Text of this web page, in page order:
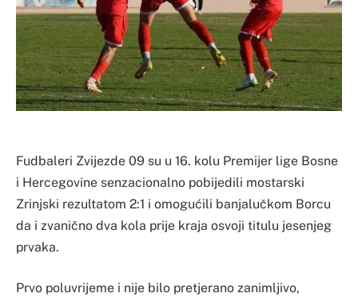
Fudbaleri Zvijezde 09 su u 16. kolu Premijer lige Bosne
i Hercegovine senzacionalno pobijedili mostarski
Zrinjski rezultatom 2:1 i omogućili banjalučkom Borcu
da i zvanično dva kola prije kraja osvoji titulu jesenjeg
prvaka.
Prvo poluvrijeme i nije bilo pretjerano zanimljivo,